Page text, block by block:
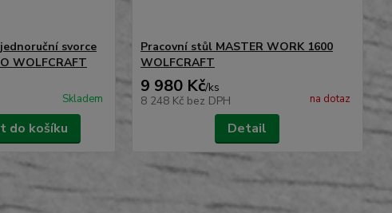
svorce
WOLFCRAFT
Skladem
do košíku
Pracovní stůl MASTER WORK 1600
WOLFCRAFT
9 980 Kč/ks
8 248 Kč bez DPH na dotaz
Detail